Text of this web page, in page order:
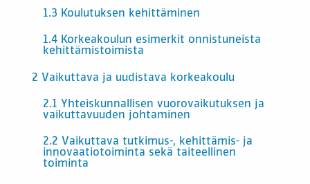
1.3 Koulutuksen kehittäminen
1.4 Korkeakoulun esimerkit onnistuneista
kehittämistoimista
2 Vaikuttava ja uudistava korkeakoulu
2.1 Yhteiskunnallisen vuorovaikutuksen ja
vaikuttavuuden johtaminen
2.2 Vaikuttava tutkimus-, kehittämis- ja
innovaatiotoiminta sekä taiteellinen
toiminta